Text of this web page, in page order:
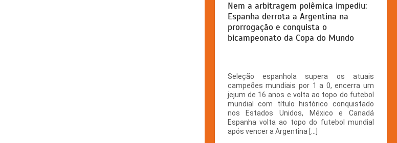
Nem a arbitragem polêmica impediu:
Espanha derrota a Argentina na
prorrogação e conquista o
bicampeonato da Copa do Mundo
Seleção espanhola supera os atuais
campeões mundiais por 1 a 0, encerra um
jejum de 16 anos e volta ao topo do futebol
mundial com título histórico conquistado
nos Estados Unidos, México e Canadá
Espanha volta ao topo do futebol mundial
após vencer a Argentina […]